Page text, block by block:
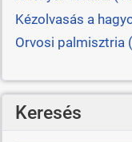
Kézolvasás a
Orvosi palmisztria
Keresés